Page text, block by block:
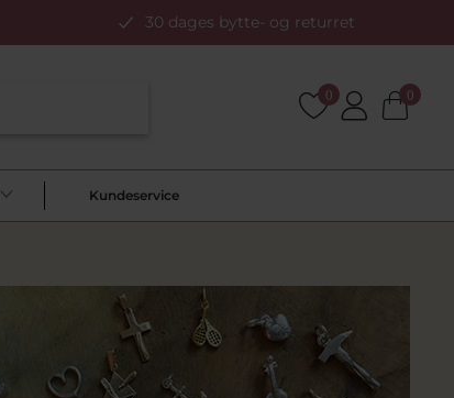
30 dages bytte- og returret
0 0
Kundeservice